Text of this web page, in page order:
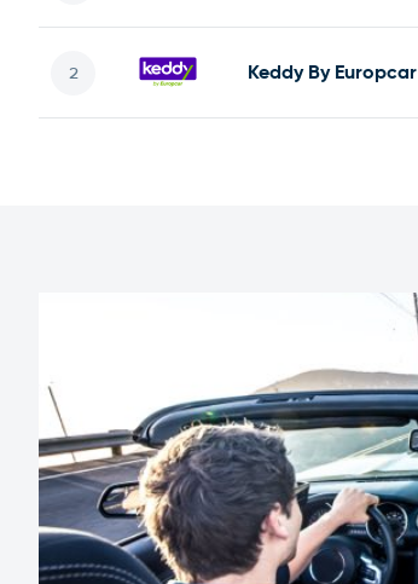
Keddy By Europcar